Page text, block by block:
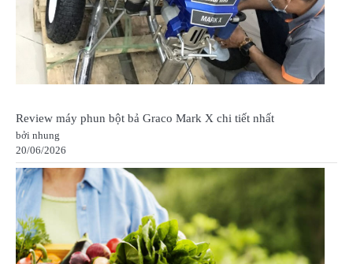
Review máy phun bột bả Graco Mark X chi tiết nhất
bởi nhung
20/06/2026